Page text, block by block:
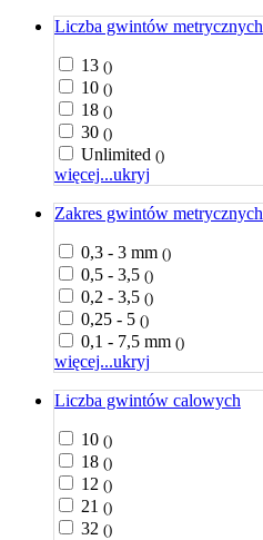
Liczba gwintów metrycznych
13 ()
10 ()
18 ()
30 ()
Unlimited ()
więcej...ukryj
Zakres gwintów metrycznych
0,3 - 3 mm ()
0,5 - 3,5 ()
0,2 - 3,5 ()
0,25 - 5 ()
0,1 - 7,5 mm ()
więcej...ukryj
Liczba gwintów calowych
10 ()
18 ()
12 ()
21 ()
32 ()